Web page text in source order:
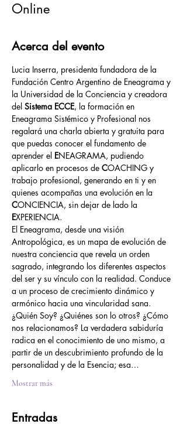
Online
Acerca del evento
Lucia Inserra, presidenta fundadora de la
Fundación Centro Argentino de Eneagrama y
la Universidad de la Conciencia y creadora
del Sistema ECCE, la formación en
Eneagrama Sistémico y Profesional nos
regalará una charla abierta y gratuita para
que puedas conocer el fundamento de
aprender el ENEAGRAMA, pudiendo
aplicarlo en procesos de COACHING y
trabajo profesional, generando en ti y en
quienes acompañas una evolución en la
CONCIENCIA, sin dejar de lado la
EXPERIENCIA.
El Eneagrama, desde una visión
Antropológica, es un mapa de evolución de
nuestra conciencia que revela un orden
sagrado, integrando los diferentes aspectos
del ser y su vínculo con la realidad. Conduce
a un proceso de crecimiento dinámico y
armónico hacia una vincularidad sana.
¿Quién Soy? ¿Quiénes son lo otros? ¿Cómo
nos relacionamos? La verdadera sabiduría
radica en el conocimiento de uno mismo, a
partir de un descubrimiento profundo de la
personalidad y de la Esencia; esa…
Mostrar más
Entradas